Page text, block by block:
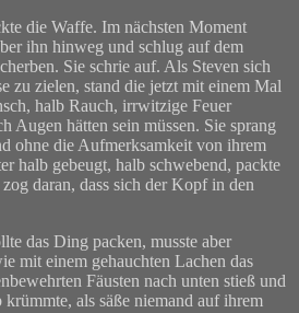
die Waffe. Im nächsten Moment
ihn hinweg und schlug auf dem
Sie schrie auf. Als Steven sich
zu zielen, stand die jetzt mit einem Mal
halb Rauch, irrwitzige Feuer
Augen hätten sein müssen. Sie sprang
ohne die Aufmerksamkeit von ihrem
halb gebeugt, halb schwebend, packte
daran, dass sich der Kopf in den
das Ding packen, musste aber
mit einem gehauchten Lachen das
Fäusten nach unten stieß und
als säße niemand auf ihrem